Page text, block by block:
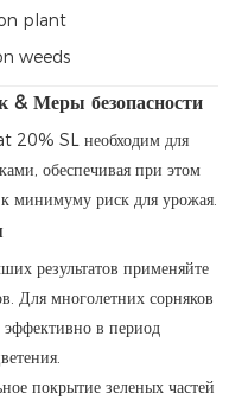
& Меры безопасности
20% SL необходим для
обеспечивая при этом
к минимуму риск для урожая.
результатов применяйте
Для многолетних сорняков
эффективно в период
покрытие зеленых частей